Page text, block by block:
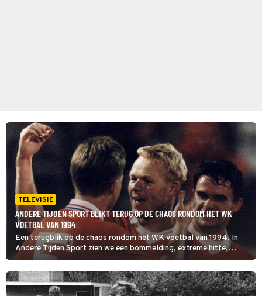
TELEVISIE
ANDERE TIJDEN SPORT BLIKT TERUG OP DE CHAOS RONDOM HET WK
VOETBAL VAN 1994
Een terugblik op de chaos rondom het WK voetbal van 1994. In
Andere Tijden Sport zien we een bommelding, extreme hitte,
alligators, valsspelers: en er moest ook nog gevoetbald worden.
De aanvoerder van destijds Ronald Koeman, kijkt terug.